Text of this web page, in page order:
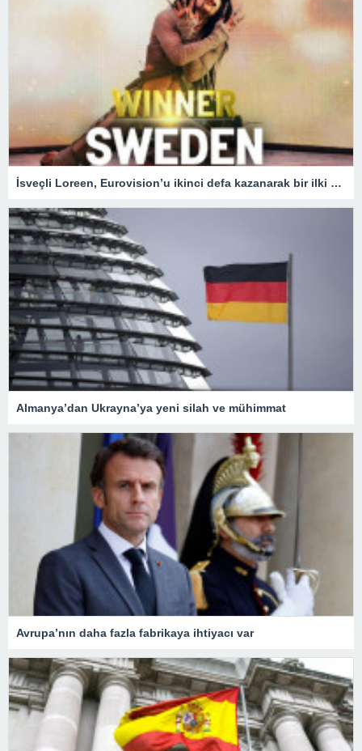
İsveçli Loreen, Eurovision’u ikinci defa kazanarak bir ilki gerçekleştirdi
Almanya’dan Ukrayna’ya yeni silah ve mühimmat
Avrupa’nın daha fazla fabrikaya ihtiyacı var